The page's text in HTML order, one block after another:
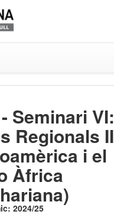
Seminari VI:
Regionals II
i el
Àfrica
2024/25